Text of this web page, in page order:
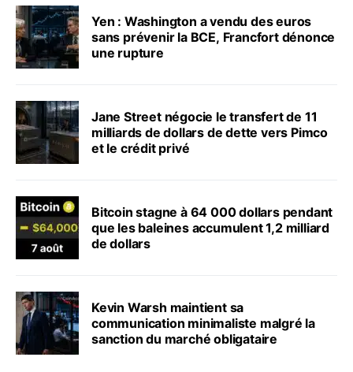
Yen : Washington a vendu des euros
sans prévenir la BCE, Francfort dénonce
une rupture
Jane Street négocie le transfert de 11
milliards de dollars de dette vers Pimco
et le crédit privé
Bitcoin stagne à 64 000 dollars pendant
que les baleines accumulent 1,2 milliard
de dollars
Kevin Warsh maintient sa
communication minimaliste malgré la
sanction du marché obligataire